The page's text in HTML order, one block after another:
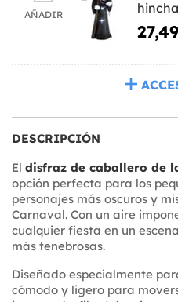
AÑADIR
DESCRIPCIÓN
El disfraz de caballero de
opción perfecta para los
personajes más oscuros y
Carnaval. Con un aire
cualquier fiesta en un
más tenebrosas.
Diseñado especialmente
cómodo y ligero para